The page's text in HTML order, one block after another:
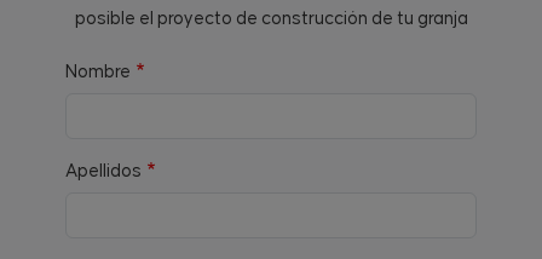
posible el proyecto de construcción de tu granja
Nombre
Apellidos